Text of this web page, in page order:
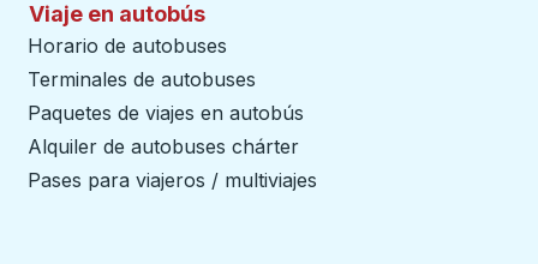
Viaje en autobús
Horario de autobuses
Terminales de autobuses
Paquetes de viajes en autobús
Alquiler de autobuses chárter
Pases para viajeros / multiviajes